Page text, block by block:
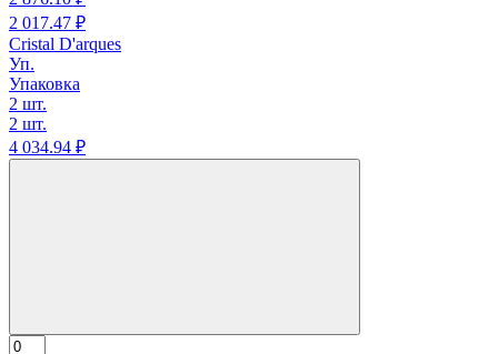
2 017.47 ₽
Cristal D'arques
Уп.
Упаковка
2 шт.
2 шт.
4 034.94 ₽